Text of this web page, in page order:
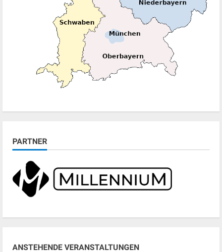
PARTNER
ANSTEHENDE VERANSTALTUNGEN